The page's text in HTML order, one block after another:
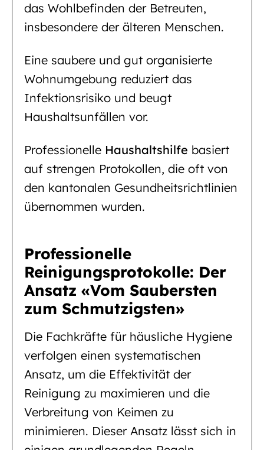
das Wohlbefinden der Betreuten,
insbesondere der älteren Menschen.
Eine saubere und gut organisierte
Wohnumgebung reduziert das
Infektionsrisiko und beugt
Haushaltsunfällen vor.
Professionelle Haushaltshilfe basiert
auf strengen Protokollen, die oft von
den kantonalen Gesundheitsrichtlinien
übernommen wurden.
Professionelle
Reinigungsprotokolle: Der
Ansatz «Vom Saubersten
zum Schmutzigsten»
Die Fachkräfte für häusliche Hygiene
verfolgen einen systematischen
Ansatz, um die Effektivität der
Reinigung zu maximieren und die
Verbreitung von Keimen zu
minimieren. Dieser Ansatz lässt sich in